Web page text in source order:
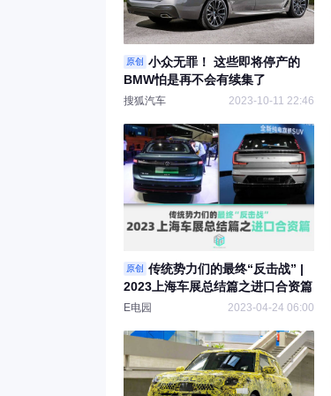
原创
小众无罪！ 这些即将停产的
BMW怕是再不会有续集了
搜狐汽车 2023-10-11 22:46
原创
传统势力们的最终“反击战” |
2023上海车展总结篇之进口合资篇
E电园 2023-04-24 06:00